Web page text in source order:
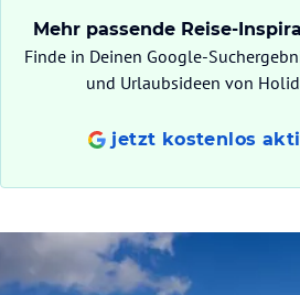
Mehr passende Reise-
Finde in Deinen Google-
und Urlaubsideen von
jetzt kostenlos